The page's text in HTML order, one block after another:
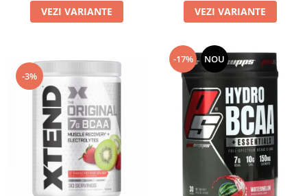
Raw Nutrition
REDCON1
Rich Piana 5% Nutrition
RIPT
Scivation
Skill Nutrition
Smart Shake
Swanson
Under Armour
VEZI VARIANTE VEZI VARIANTE
-3%
-17% NOU